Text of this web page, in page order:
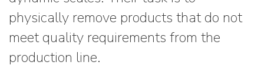
physically remove products that do not
meet quality requirements from the
production line.